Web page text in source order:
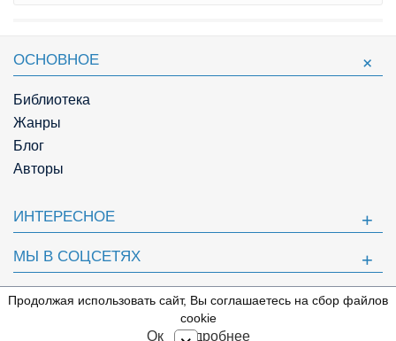
⇩
ОСНОВНОЕ
Библиотека
Жанры
Блог
Авторы
ИНТЕРЕСНОЕ
МЫ В СОЦСЕТЯХ
ПОЛЕЗНОЕ
Продолжая использовать сайт, Вы соглашаетесь на сбор файлов
cookie
Ок Подробнее